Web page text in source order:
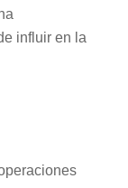
influir en la